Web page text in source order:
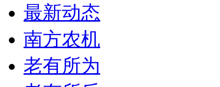
最新动态
南方农机
老有所为